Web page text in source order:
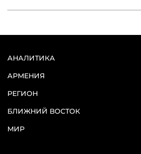
АНАЛИТИКА
АРМЕНИЯ
РЕГИОН
БЛИЖНИЙ ВОСТОК
МИР